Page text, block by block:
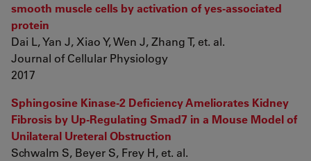
smooth muscle cells by activation of yes-associated
protein
Dai L, Yan J, Xiao Y, Wen J, Zhang T, et. al.
Journal of Cellular Physiology
2017
Sphingosine Kinase-2 Deficiency Ameliorates Kidney
Fibrosis by Up-Regulating Smad7 in a Mouse Model of
Unilateral Ureteral Obstruction
Schwalm S, Beyer S, Frey H, et. al.